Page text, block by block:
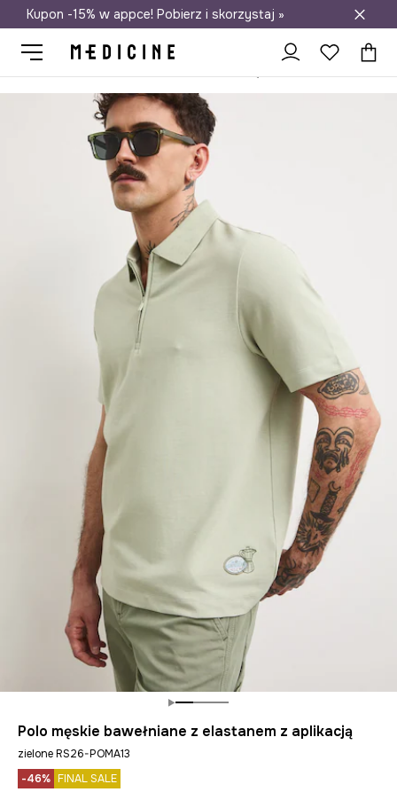
Darmowa dostawa do salonów
Kupon -15% w appce! Pobierz i skorzystaj »
Polo męskie bawełniane z elastanem z aplikacją
zielone RS26-POMA13
-46% FINAL SALE